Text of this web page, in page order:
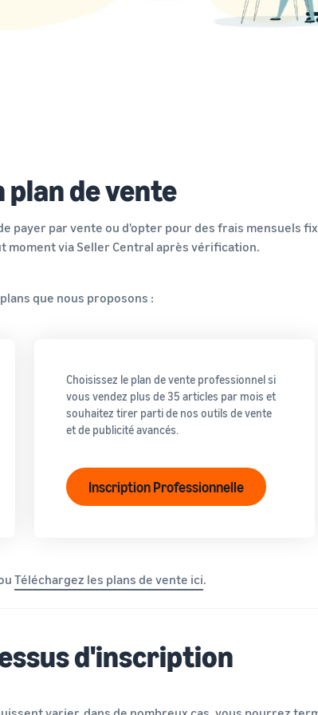
Uni
de
plan de vente
payer par vente ou d'opter pour des frais mensuels
via Seller Central après vérification.
que nous proposons :
Choisissez le plan de vente professionnel si
vous vendez plus de 35 articles par mois et
souhaitez tirer parti de nos outils de vente
et de publicité avancés.
Inscription Professionnelle
Téléchargez les plans de vente ici.
d'inscription